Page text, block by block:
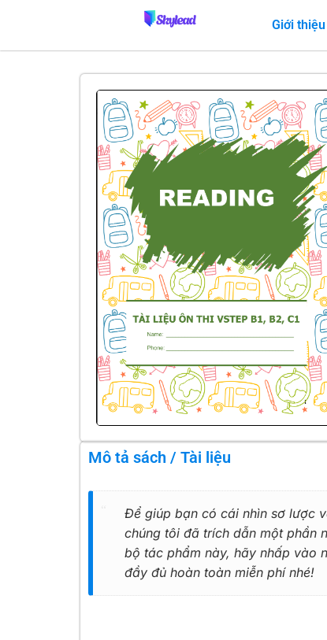
Giới thiệu
Mô tả sách / Tài liệu
Để giúp bạn có cái nhìn sơ lược
chúng tôi đã trích dẫn một phần
bộ tác phẩm này, hãy nhấp vào
đầy đủ hoàn toàn miễn phí nhé!